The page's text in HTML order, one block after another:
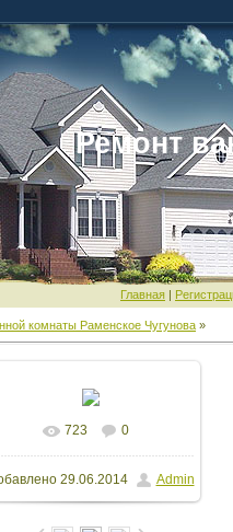
Ремонт
Главная |
комнаты Раменское Чугунова »
В реальном размере
1600x1200/ 118.6Kb
723 0
29.06.2014 Admin